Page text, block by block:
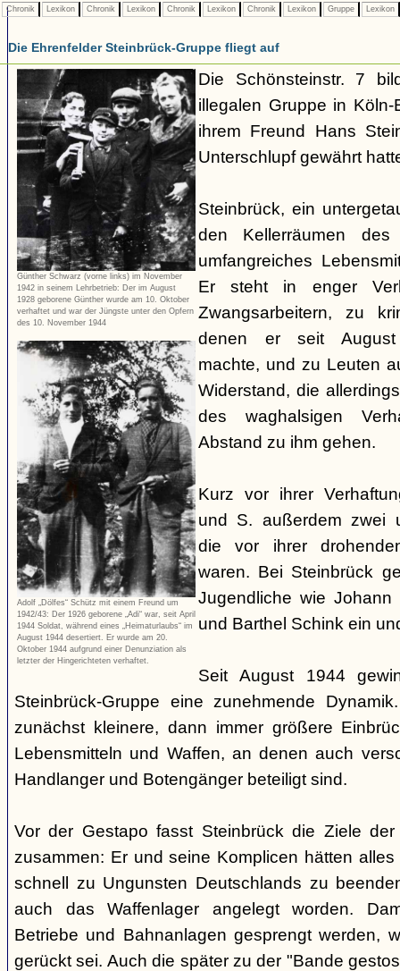
Chronik Lexikon Chronik Lexikon Chronik Lexikon Chronik Lexikon Gruppe Lexikon
Die Ehrenfelder Steinbrück-Gruppe fliegt auf
Günther Schwarz (vorne links) im November
1942 in seinem Lehrbetrieb: Der im August
1928 geborene Günther wurde am 10. Oktober
verhaftet und war der Jüngste unter den Opfern
des 10. November 1944
Adolf „Dölfes“ Schütz mit einem Freund um
1942/43: Der 1926 geborene „Adi“ war, seit April
1944 Soldat, während eines „Heimaturlaubs“ im
August 1944 desertiert. Er wurde am 20.
Oktober 1944 aufgrund einer Denunziation als
letzter der Hingerichteten verhaftet.
Die Schönsteinstr. 7
illegalen Gruppe in
ihrem Freund Hans
Unterschlupf gewährt
Steinbrück, ein
den Kellerräumen
umfangreiches
Er steht in enger
Zwangsarbeitern, zu
denen er seit August
machte, und zu Leuten
Widerstand, die
des waghalsigen
Abstand zu ihm gehen.
Kurz vor ihrer
und S. außerdem zwei
die vor ihrer
waren. Bei Steinbrück
Jugendliche wie Johann
und Barthel Schink ein
Seit August 1944
Steinbrück-Gruppe eine zunehmende
zunächst kleinere, dann immer größere
Lebensmitteln und Waffen, an denen auch
Handlanger und Botengänger beteiligt sind.
Vor der Gestapo fasst Steinbrück die Ziele der
zusammen: Er und seine Komplicen hätten
schnell zu Ungunsten Deutschlands zu
auch das Waffenlager angelegt worden.
Betriebe und Bahnanlagen gesprengt werden,
gerückt sei. Auch die später zu der "Bande